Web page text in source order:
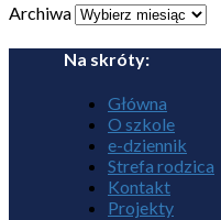
Archiwa
Na skróty:
Główna
O szkole
e-dziennik
Strefa rodzica
Kontakt
Projekty